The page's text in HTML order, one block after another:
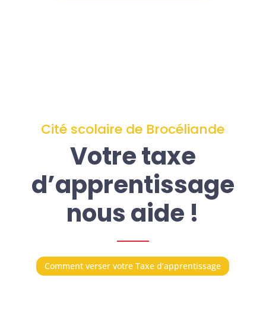
Cité scolaire de Brocéliande
Votre taxe
d’apprentissage
nous aide !
Comment verser votre Taxe d’apprentissage